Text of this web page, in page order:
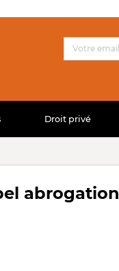
Droit privé
abrogation